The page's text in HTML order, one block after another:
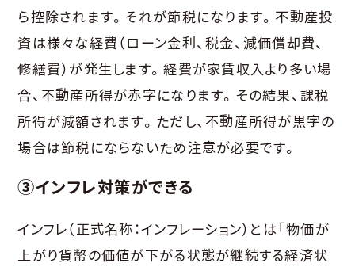
ら控除されます。それが節税になります。不動産投
資は様々な経費（ローン金利、税金、減価償却費、
修繕費）が発生します。経費が家賃収入より多い場
合、不動産所得が赤字になります。その結果、課税
所得が減額されます。ただし、不動産所得が黒字の
場合は節税にならないため注意が必要です。
③インフレ対策ができる
インフレ（正式名称：インフレーション）とは「物価が
上がり貨幣の価値が下がる状態が継続する経済状